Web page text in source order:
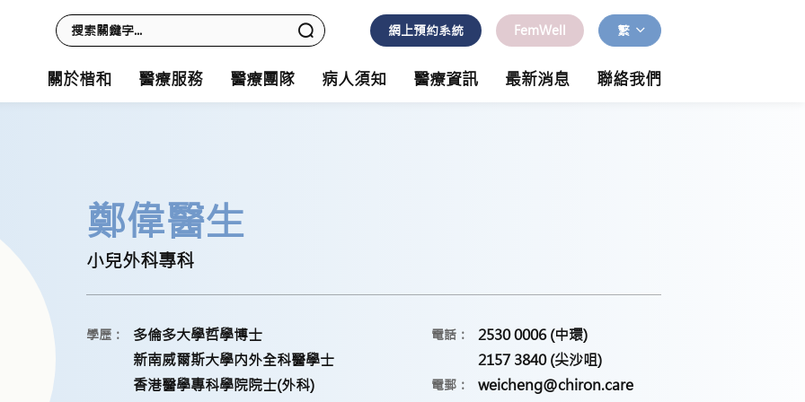
網上預約系統 FemWell 繁
關於楷和 醫療服務 醫療團隊 病人須知 醫療資訊 最新消息 聯絡我們
鄭偉醫生
小兒外科專科
學歷：
多倫多大學哲學博士
新南威爾斯大學内外全科醫學士
香港醫學專科學院院士(外科)
電話：
2530 0006 (中環)
2157 3840 (尖沙咀)
電郵：
weicheng@chiron.care